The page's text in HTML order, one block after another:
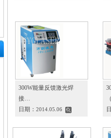
300W能量反馈激光焊
接…
日期： 2014.05.06